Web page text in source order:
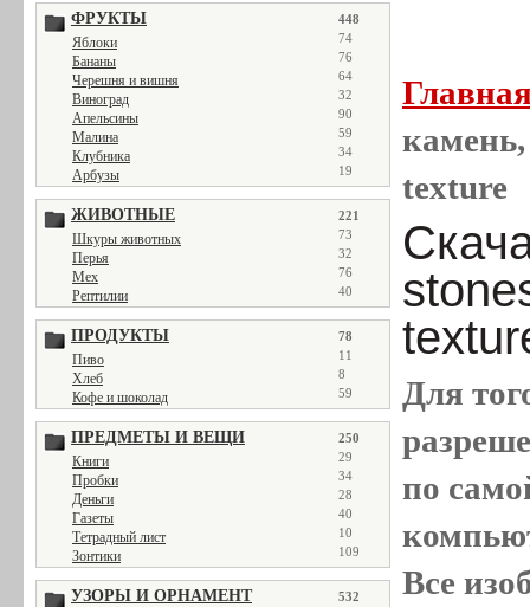
ФРУКТЫ 448
Яблоки 74
Бананы 76
Черешня и вишня 64
Виноград 32
Апельсины 90
Малина 59
Клубника 34
Арбузы 19
ЖИВОТНЫЕ 221
Шкуры животных 73
Перья 32
Мех 76
Рептилии 40
ПРОДУКТЫ 78
Пиво 11
Хлеб 8
Кофе и шоколад 59
ПРЕДМЕТЫ И ВЕЩИ 250
Книги 29
Пробки 34
Деньги 28
Газеты 40
Тетрадный лист 10
Зонтики 109
УЗОРЫ И ОРНАМЕНТ 532
texture
Для
по
Все